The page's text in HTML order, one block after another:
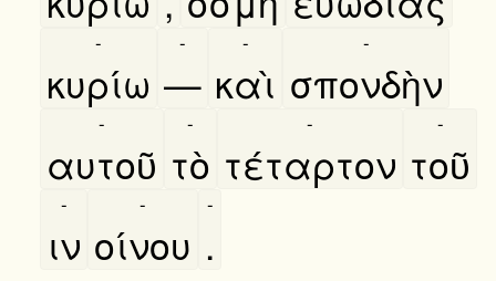
κυρίω
-
—
-
καὶ
-
σπονδὴν
-
αυτοῦ
-
τὸ
-
τέταρτον
-
τοῦ
-
ιν
-
οίνου
-
.
-